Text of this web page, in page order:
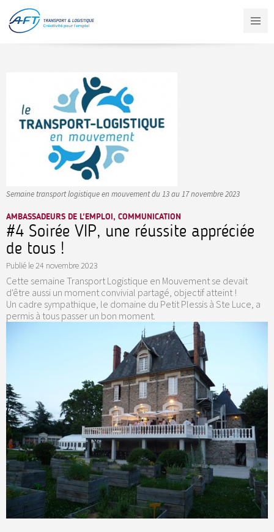
contenu
principal
Semaine transport logistique en mouvement du 13 au 17 novembre 2023
AMBASSADEURS DE L'EMPLOI, COMMUNICATION
#4 Soirée VIP, une réussite appréciée
de tous !
Publié le 24 novembre 2023
Cette semaine Transport Logistique en Mouvement se devait
d'être aussi un moment convivial partagé, objectif atteint !
Un cadre sympathique, le domaine du Petit Plessis à Ste Luce, a
permis à tous passer un bon moment.